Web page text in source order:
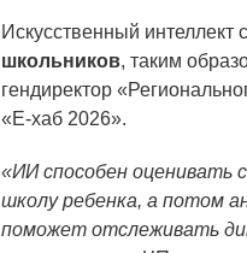
Искусственный интеллект
школьников, таким
гендиректор
«Е-хаб 2026».
«ИИ способен оценивать
школу ребенка, а потом
поможет отслеживать